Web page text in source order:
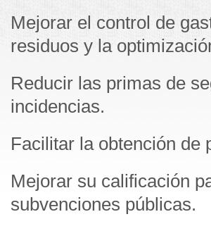
Mejorar el control de
residuos y la
Reducir las primas de
incidencias.
Facilitar la obtención de
Mejorar su calificación
subvenciones públicas.